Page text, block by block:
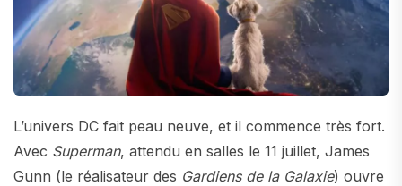
L’univers DC fait peau neuve, et il commence très fort.
Avec Superman, attendu en salles le 11 juillet, James
Gunn (le réalisateur des Gardiens de la Galaxie) ouvre